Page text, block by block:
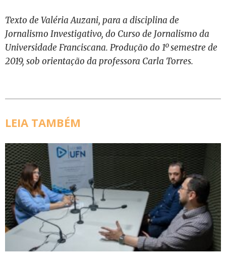
Texto de Valéria Auzani, para a disciplina de
Jornalismo Investigativo, do Curso de Jornalismo da
Universidade Franciscana. Produção do 1º semestre de
2019, sob orientação da professora Carla Torres.
LEIA TAMBÉM